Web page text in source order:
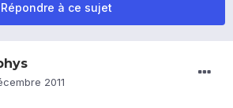
Répondre à ce sujet
2011